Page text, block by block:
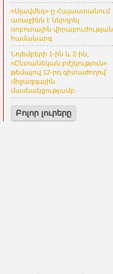
«Սլավմեդ»-ը Հայաստանում
առաջինն է ներդրել
ռոբոտային վիրաբուժության
համակարգ
Նոյեմբերի 1-ին և 2-ին,
«Ընտանեկան բժշկություն»
թեմայով 12-րդ գիտաժողով՝
միջազգային
մասնակցությամբ։
Բոլոր լուրերը